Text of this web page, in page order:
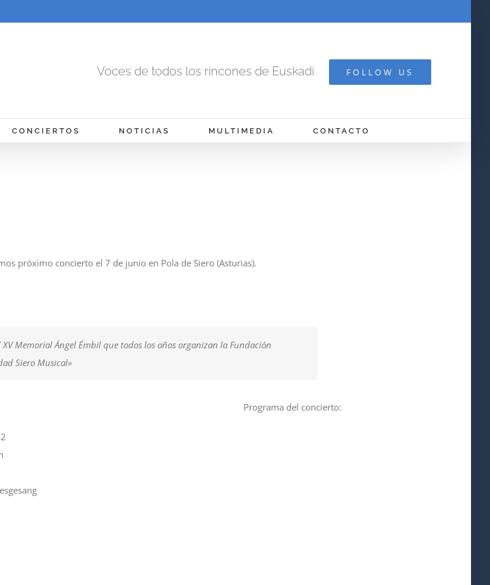
Voces de todos los rincones de Euskadi FOLLOW US
CONCIERTOS NOTICIAS MULTIMEDIA CONTACTO
próximo concierto el 7 de junio en Pola de Siero (Asturias).
XV Memorial Ángel Émbil que todos los años organizan la Fundación
Siero Musical»
Programa del concierto: